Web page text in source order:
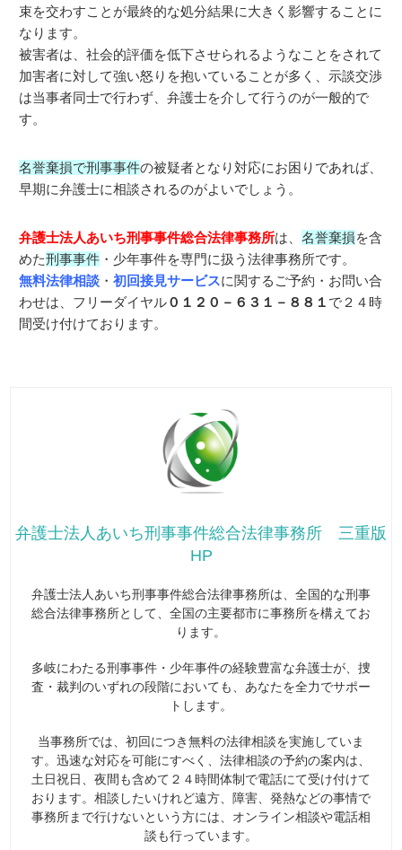
束を交わすことが最終的な処分結果に大きく影響することに
なります。
被害者は、社会的評価を低下させられるようなことをされて
加害者に対して強い怒りを抱いていることが多く、示談交渉
は当事者同士で行わず、弁護士を介して行うのが一般的で
す。
名誉棄損で刑事事件の被疑者となり対応にお困りであれば、
早期に弁護士に相談されるのがよいでしょう。
弁護士法人あいち刑事事件総合法律事務所は、名誉棄損を含
めた刑事事件 ・少年事件を専門に扱う法律事務所です。
無料法律相談 ・初回接見サービスに関するご予約・お問い合
わせは、フリーダイヤル０１２０－６３１－８８１ で２４時
間受け付けております。
弁護士法人あいち刑事事件総合法律事務所 三重版
HP
弁護士法人あいち刑事事件総合法律事務所は、全国的な刑事
総合法律事務所として、全国の主要都市に事務所を構えてお
ります。
多岐にわたる刑事事件・少年事件の経験豊富な弁護士が、捜
査・裁判のいずれの段階においても、あなたを全力でサポー
トします。
当事務所では、初回につき無料の法律相談を実施していま
す。迅速な対応を可能にすべく、法律相談の予約の案内は、
土日祝日、夜間も含めて２４時間体制で電話にて受け付けて
おります。相談したいけれど遠方、障害、発熱などの事情で
事務所まで行けないという方には、オンライン相談や電話相
談も行っています。